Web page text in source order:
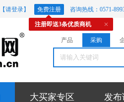
【请登录】 免费注册 咨询热线：0571-
注册即送3条优质商机
产品 采购
大买家专区 发布